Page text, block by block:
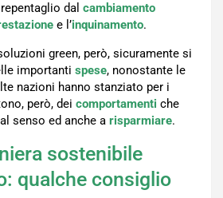
dal cambiamento
e l’inquinamento.
green, però, sicuramente si
importanti spese, nonostante le
nazioni hanno stanziato per i
però, dei comportamenti che
senso ed anche a risparmiare.
sostenibile
qualche consiglio